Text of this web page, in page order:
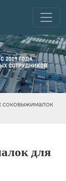
соковыжималок
для